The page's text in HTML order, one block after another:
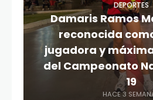
DEPORTES
Damaris Ramos
reconocida
jugadora y
del Campeonato
19
HACE 3